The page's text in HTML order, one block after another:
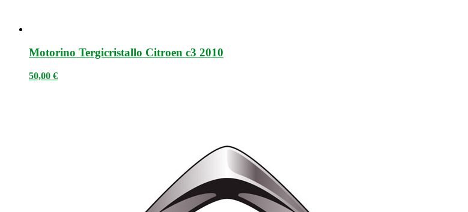
Motorino Tergicristallo Citroen c3 2010
50,00 €